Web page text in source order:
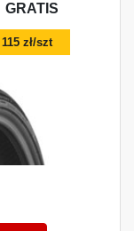
GRATIS
115 zł/szt